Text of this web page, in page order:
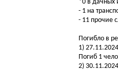
*0 в дачных
- 1 на
- 11 прочие
Погибло в
1)
Погиб 1
2)